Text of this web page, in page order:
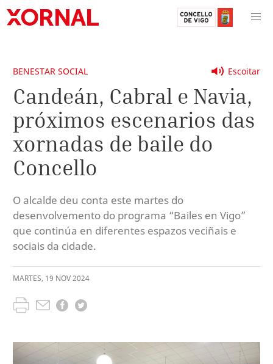
Escoitar
BENESTAR SOCIAL
Candeán, Cabral e Navia,
próximos escenarios das
xornadas de baile do
Concello
O alcalde deu conta este martes do
desenvolvemento do programa “Bailes en Vigo”
que continúa en diferentes espazos veciñais e
sociais da cidade.
MARTES, 19 NOV2024